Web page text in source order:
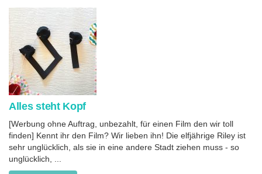
Alles steht Kopf
[Werbung ohne Auftrag, unbezahlt, für einen Film den wir toll
finden] Kennt ihr den Film? Wir lieben ihn! Die elfjährige Riley ist
sehr unglücklich, als sie in eine andere Stadt ziehen muss - so
unglücklich, ...